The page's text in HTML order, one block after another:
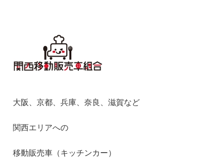
大阪、京都、兵庫、奈良、滋賀など
関西エリアへの
移動販売車（キッチンカー）